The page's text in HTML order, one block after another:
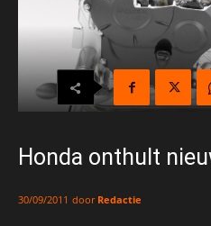
Honda onthult
30/09/2011 door Redactie